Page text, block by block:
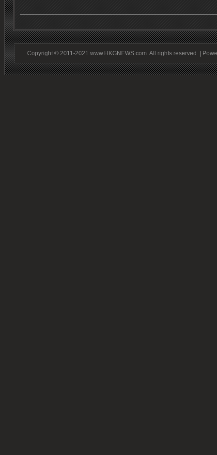
Copyright © 2011-2021 www.HKGNEWS.com. All rights reserved. |